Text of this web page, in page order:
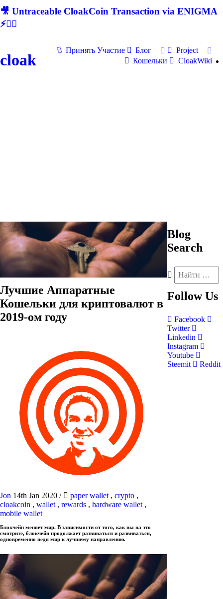
🎥 Untraceable CloakCoin Transaction via ENIGMA
⚡🕵‍♂
cloak
Принять Участие Блог
Project
Кошельки
CloakWiki
Лучшие Аппаратные
Кошельки для криптовалют в
2019-ом году
Jon 14th Jan 2020 / paper wallet , crypto ,
cloakcoin , wallet , rewards , hardware wallet ,
mobile wallet
Блокчейн меняет мир. В зависимости от того, как вы на это
смотрите, блокчейн продолжает развиваться и развиваться,
одновременно ведя мир к лучшему направлению.
Blog
Search
Follow Us
Facebook
Twitter
Linkedin
Instagram
Youtube
Steemit
Reddit